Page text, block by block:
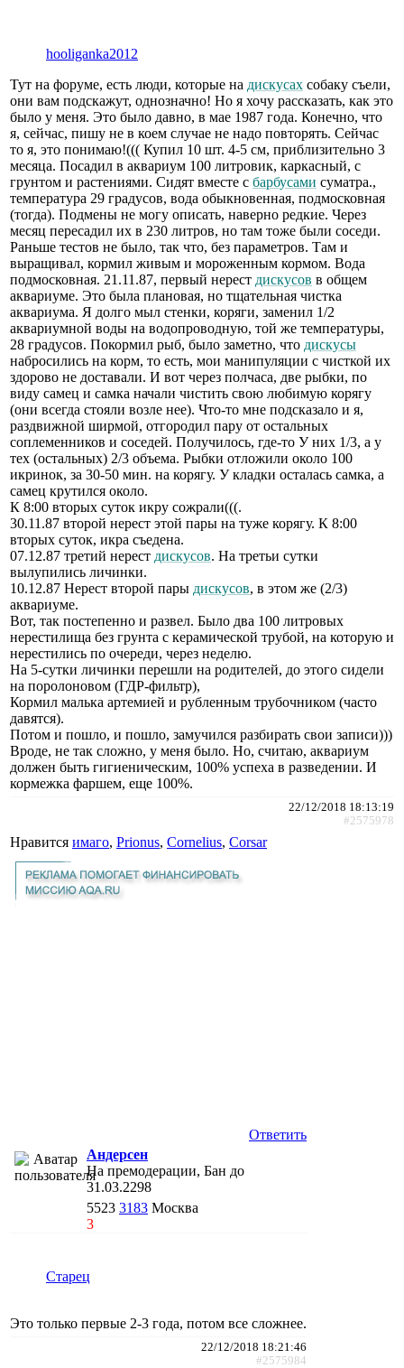
hooliganka2012
Тут на форуме, есть люди, которые на дискусах собаку съели,
они вам подскажут, однозначно! Но я хочу рассказать, как это
было у меня. Это было давно, в мае 1987 года. Конечно, что
я, сейчас, пишу не в коем случае не надо повторять. Сейчас
то я, это понимаю!((( Купил 10 шт. 4-5 см, приблизительно 3
месяца. Посадил в аквариум 100 литровик, каркасный, с
грунтом и растениями. Сидят вместе с барбусами суматра.,
температура 29 градусов, вода обыкновенная, подмосковная
(тогда). Подмены не могу описать, наверно редкие. Через
месяц пересадил их в 230 литров, но там тоже были соседи.
Раньше тестов не было, так что, без параметров. Там и
выращивал, кормил живым и мороженным кормом. Вода
подмосковная. 21.11.87, первый нерест дискусов в общем
аквариуме. Это была плановая, но тщательная чистка
аквариума. Я долго мыл стенки, коряги, заменил 1/2
аквариумной воды на водопроводную, той же температуры,
28 градусов. Покормил рыб, было заметно, что дискусы
набросились на корм, то есть, мои манипуляции с чисткой их
здорово не доставали. И вот через полчаса, две рыбки, по
виду самец и самка начали чистить свою любимую корягу
(они всегда стояли возле нее). Что-то мне подсказало и я,
раздвижной ширмой, отгородил пару от остальных
соплеменников и соседей. Получилось, где-то У них 1/3, а у
тех (остальных) 2/3 объема. Рыбки отложили около 100
икринок, за 30-50 мин. на корягу. У кладки осталась самка, а
самец крутился около.
К 8:00 вторых суток икру сожрали(((.
30.11.87 второй нерест этой пары на туже корягу. К 8:00
вторых суток, икра съедена.
07.12.87 третий нерест дискусов. На третьи сутки
вылупились личинки.
10.12.87 Нерест второй пары дискусов, в этом же (2/3)
аквариуме.
Вот, так постепенно и развел. Было два 100 литровых
нерестилища без грунта с керамической трубой, на которую и
нерестились по очереди, через неделю.
На 5-сутки личинки перешли на родителей, до этого сидели
на поролоновом (ГДР-фильтр),
Кормил малька артемией и рубленным трубочником (часто
давятся).
Потом и пошло, и пошло, замучился разбирать свои записи)))
Вроде, не так сложно, у меня было. Но, считаю, аквариум
должен быть гигиеническим, 100% успеха в разведении. И
кормежка фаршем, еще 100%.
22/12/2018 18:13:19
#2575978
Нравится имаго, Prionus, Cornelius, Corsar
Ответить
Андерсен
На премодерации, Бан до
31.03.2298
5523 3183 Москва
3
Старец
Это только первые 2-3 года, потом все сложнее.
22/12/2018 18:21:46
#2575984